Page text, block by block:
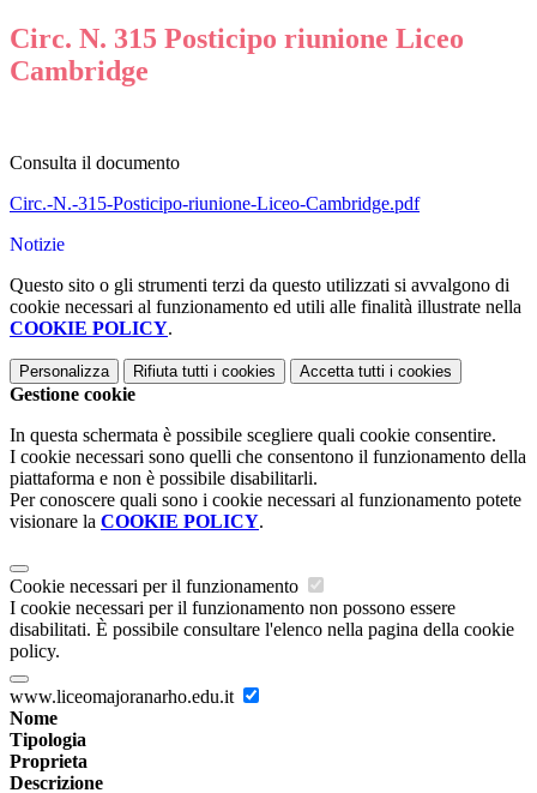
Circ. N. 315 Posticipo riunione Liceo
Cambridge
Consulta il documento
Circ.-N.-315-Posticipo-riunione-Liceo-Cambridge.pdf
Notizie
Questo sito o gli strumenti terzi da questo utilizzati si avvalgono di
cookie necessari al funzionamento ed utili alle finalità illustrate nella
COOKIE POLICY.
Personalizza Rifiuta tutti i cookies Accetta tutti i cookies
Gestione cookie
In questa schermata è possibile scegliere quali cookie consentire.
I cookie necessari sono quelli che consentono il funzionamento della
piattaforma e non è possibile disabilitarli.
Per conoscere quali sono i cookie necessari al funzionamento potete
visionare la COOKIE POLICY.
Cookie necessari per il funzionamento
I cookie necessari per il funzionamento non possono essere
disabilitati. È possibile consultare l'elenco nella pagina della cookie
policy.
www.liceomajoranarho.edu.it
Nome
Tipologia
Proprieta
Descrizione